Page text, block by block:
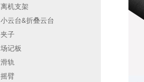
离机支架
小云台&折叠云台
夹子
场记板
滑轨
摇臂